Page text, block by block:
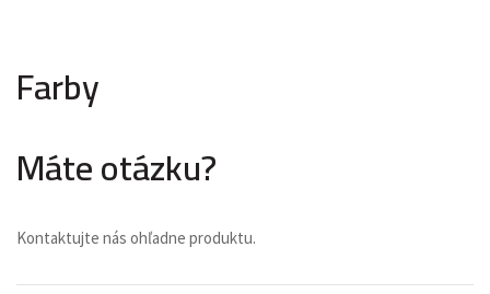
Farby
Máte otázku?
Kontaktujte nás ohľadne produktu.